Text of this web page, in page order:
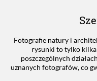
Fotografie natury i
rysunki to tylko
poszczególnych
uznanych fotografów, co